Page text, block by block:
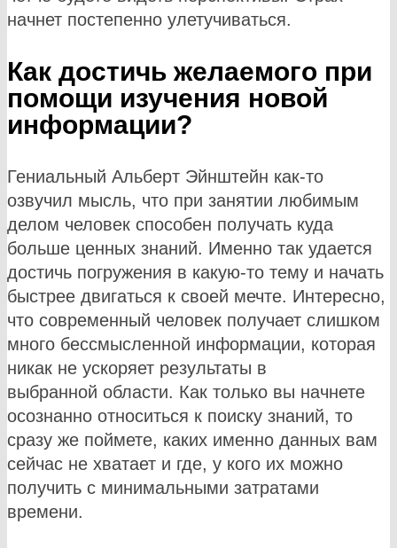
начнет постепенно улетучиваться.
Как достичь желаемого при
помощи изучения новой
информации?
Гениальный Альберт Эйнштейн как-то
озвучил мысль, что при занятии любимым
делом человек способен получать куда
больше ценных знаний. Именно так удается
достичь погружения в какую-то тему и начать
быстрее двигаться к своей мечте. Интересно,
что современный человек получает слишком
много бессмысленной информации, которая
никак не ускоряет результаты в
выбранной области. Как только вы начнете
осознанно относиться к поиску знаний, то
сразу же поймете, каких именно данных вам
сейчас не хватает и где, у кого их можно
получить с минимальными затратами
времени.